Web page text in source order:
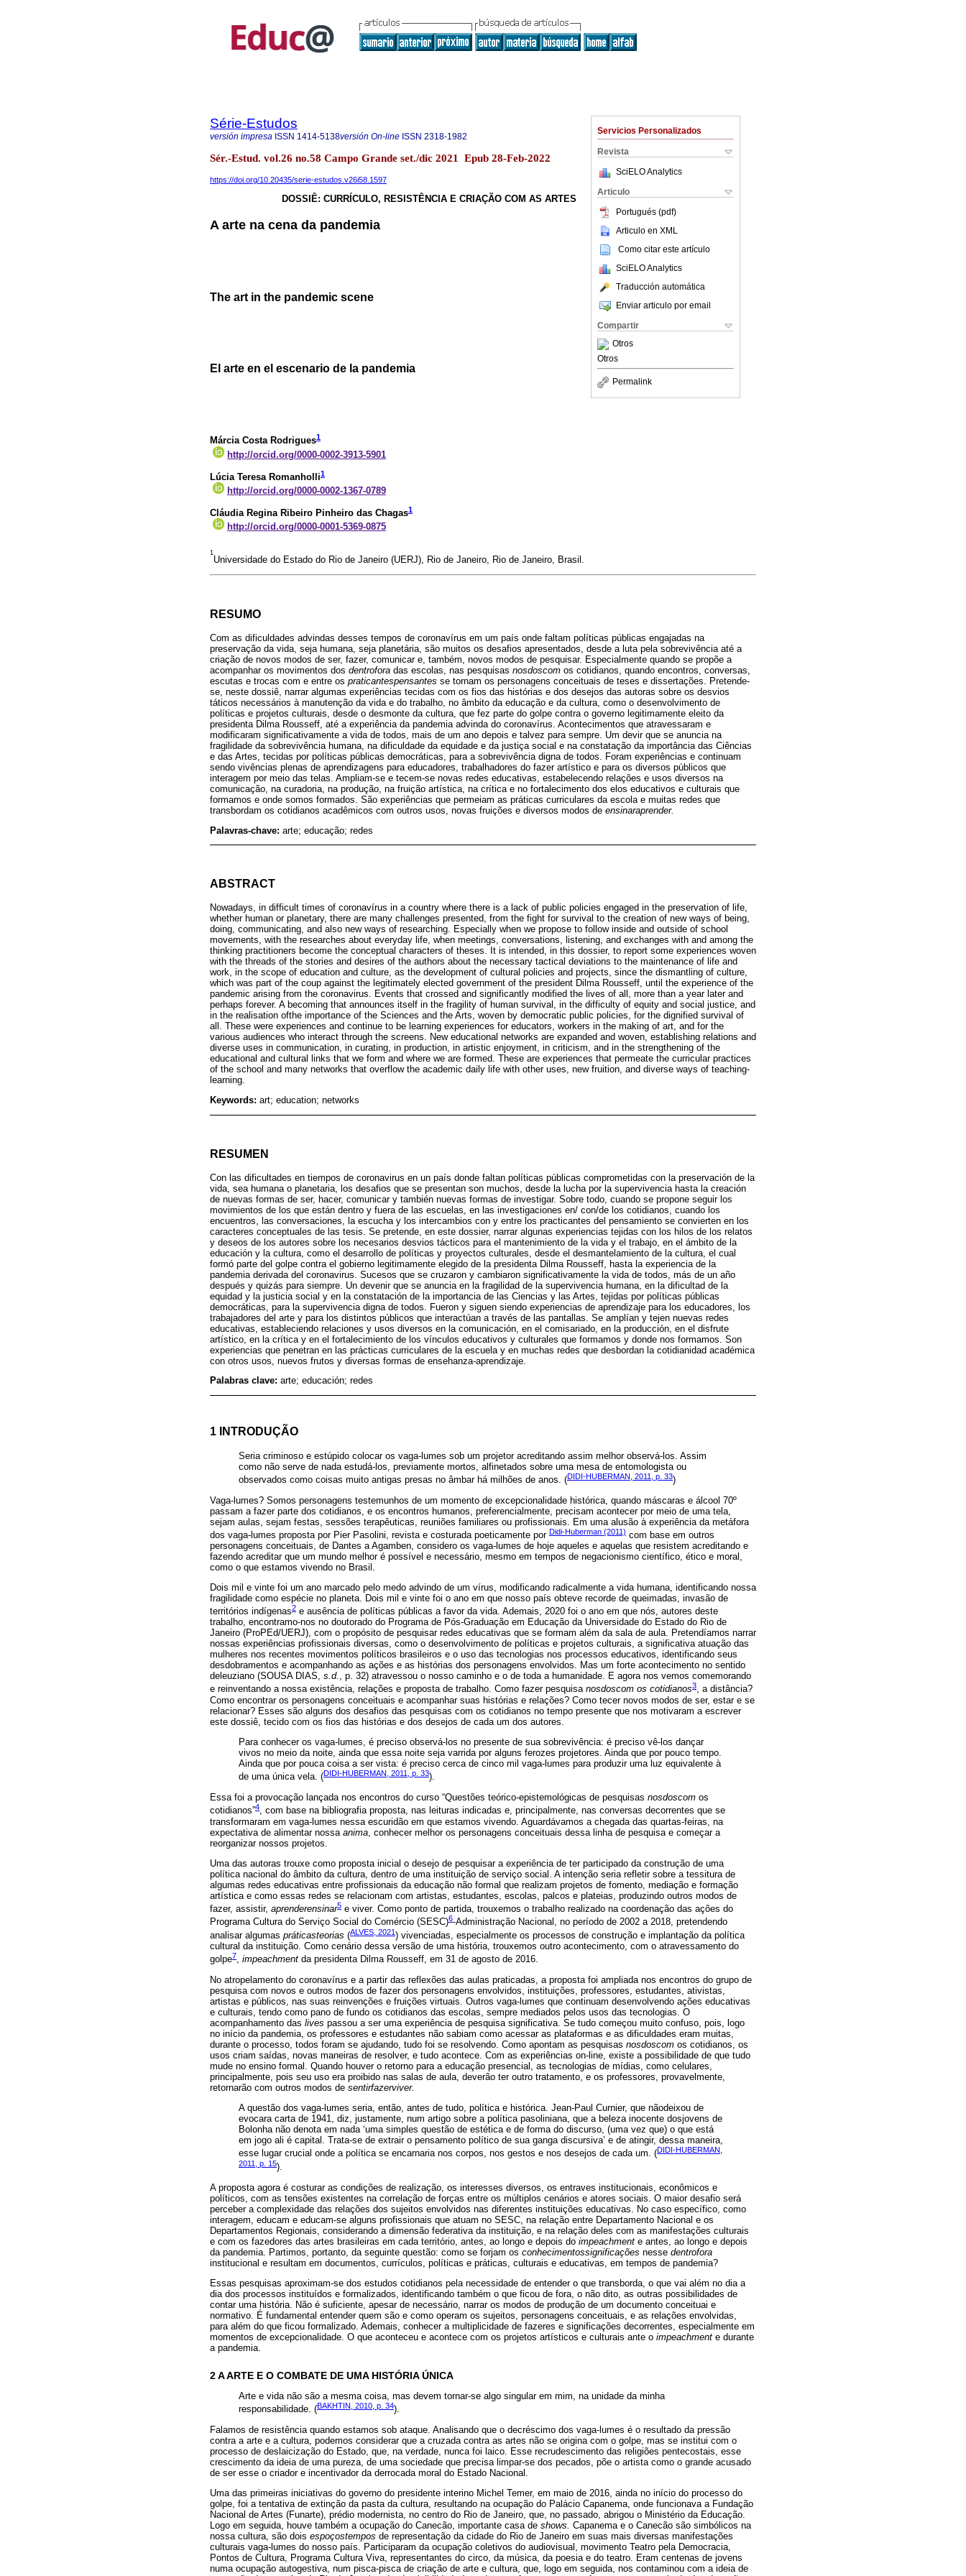
Servicios Personalizados
Revista
SciELO Analytics
Articulo
Portugués (pdf)
Articulo en XML
Como citar este artículo
SciELO Analytics
Traducción automática
Enviar articulo por email
Compartir
Otros
Otros
Permalink
Série-Estudos
versión impresa ISSN 1414-5138versión On-line ISSN 2318-1982
Sér.-Estud. vol.26 no.58 Campo Grande set./dic 2021 Epub 28-Feb-2022
https://doi.org/10.20435/serie-estudos.v26i58.1597
DOSSIÊ: CURRÍCULO, RESISTÊNCIA E CRIAÇÃO COM AS ARTES
A arte na cena da pandemia
The art in the pandemic scene
El arte en el escenario de la pandemia
Márcia Costa Rodrigues1
http://orcid.org/0000-0002-3913-5901
Lúcia Teresa Romanholli1
http://orcid.org/0000-0002-1367-0789
Cláudia Regina Ribeiro Pinheiro das Chagas1
http://orcid.org/0000-0001-5369-0875
1
Universidade do Estado do Rio de Janeiro (UERJ), Rio de Janeiro, Rio de Janeiro, Brasil.
RESUMO
Com as dificuldades advindas desses tempos de coronavírus em um país onde faltam políticas públicas engajadas na
preservação da vida, seja humana, seja planetária, são muitos os desafios apresentados, desde a luta pela sobrevivência até a
criação de novos modos de ser, fazer, comunicar e, também, novos modos de pesquisar. Especialmente quando se propõe a
acompanhar os movimentos dos dentrofora das escolas, nas pesquisas nosdoscom os cotidianos, quando encontros, conversas,
escutas e trocas com e entre os praticantespensantes se tornam os personagens conceituais de teses e dissertações. Pretende-
se, neste dossiê, narrar algumas experiências tecidas com os fios das histórias e dos desejos das autoras sobre os desvios
táticos necessários à manutenção da vida e do trabalho, no âmbito da educação e da cultura, como o desenvolvimento de
políticas e projetos culturais, desde o desmonte da cultura, que fez parte do golpe contra o governo legitimamente eleito da
presidenta Dilma Rousseff, até a experiência da pandemia advinda do coronavírus. Acontecimentos que atravessaram e
modificaram significativamente a vida de todos, mais de um ano depois e talvez para sempre. Um devir que se anuncia na
fragilidade da sobrevivência humana, na dificuldade da equidade e da justiça social e na constatação da importância das Ciências
e das Artes, tecidas por políticas públicas democráticas, para a sobrevivência digna de todos. Foram experiências e continuam
sendo vivências plenas de aprendizagens para educadores, trabalhadores do fazer artístico e para os diversos públicos que
interagem por meio das telas. Ampliam-se e tecem-se novas redes educativas, estabelecendo relações e usos diversos na
comunicação, na curadoria, na produção, na fruição artística, na crítica e no fortalecimento dos elos educativos e culturais que
formamos e onde somos formados. São experiências que permeiam as práticas curriculares da escola e muitas redes que
transbordam os cotidianos acadêmicos com outros usos, novas fruições e diversos modos de ensinaraprender.
Palavras-chave: arte; educação; redes
ABSTRACT
Nowadays, in difficult times of coronavírus in a country where there is a lack of public policies engaged in the preservation of life,
whether human or planetary, there are many challenges presented, from the fight for survival to the creation of new ways of being,
doing, communicating, and also new ways of researching. Especially when we propose to follow inside and outside of school
movements, with the researches about everyday life, when meetings, conversations, listening, and exchanges with and among the
thinking practitioners become the conceptual characters of theses. It is intended, in this dossier, to report some experiences woven
with the threads of the stories and desires of the authors about the necessary tactical deviations to the maintenance of life and
work, in the scope of education and culture, as the development of cultural policies and projects, since the dismantling of culture,
which was part of the coup against the legitimately elected government of the president Dilma Rousseff, until the experience of the
pandemic arising from the coronavirus. Events that crossed and significantly modified the lives of all, more than a year later and
perhaps forever. A becoming that announces itself in the fragility of human survival, in the difficulty of equity and social justice, and
in the realisation ofthe importance of the Sciences and the Arts, woven by democratic public policies, for the dignified survival of
all. These were experiences and continue to be learning experiences for educators, workers in the making of art, and for the
various audiences who interact through the screens. New educational networks are expanded and woven, establishing relations and
diverse uses in communication, in curating, in production, in artistic enjoyment, in criticism, and in the strengthening of the
educational and cultural links that we form and where we are formed. These are experiences that permeate the curricular practices
of the school and many networks that overflow the academic daily life with other uses, new fruition, and diverse ways of teaching-
learning.
Keywords: art; education; networks
RESUMEN
Con las dificultades en tiempos de coronavirus en un país donde faltan políticas públicas comprometidas con la preservación de la
vida, sea humana o planetaria, los desafios que se presentan son muchos, desde la lucha por la supervivencia hasta la creación
de nuevas formas de ser, hacer, comunicar y también nuevas formas de investigar. Sobre todo, cuando se propone seguir los
movimientos de los que están dentro y fuera de las escuelas, en las investigaciones en/ con/de los cotidianos, cuando los
encuentros, las conversaciones, la escucha y los intercambios con y entre los practicantes del pensamiento se convierten en los
caracteres conceptuales de las tesis. Se pretende, en este dossier, narrar algunas experiencias tejidas con los hilos de los relatos
y deseos de los autores sobre los necesarios desvios tácticos para el mantenimiento de la vida y el trabajo, en el ámbito de la
educación y la cultura, como el desarrollo de políticas y proyectos culturales, desde el desmantelamiento de la cultura, el cual
formó parte del golpe contra el gobierno legitimamente elegido de la presidenta Dilma Rousseff, hasta la experiencia de la
pandemia derivada del coronavirus. Sucesos que se cruzaron y cambiaron significativamente la vida de todos, más de un año
después y quizás para siempre. Un devenir que se anuncia en la fragilidad de la supervivencia humana, en la dificultad de la
equidad y la justicia social y en la constatación de la importancia de las Ciencias y las Artes, tejidas por políticas públicas
democráticas, para la supervivencia digna de todos. Fueron y siguen siendo experiencias de aprendizaje para los educadores, los
trabajadores del arte y para los distintos públicos que interactúan a través de las pantallas. Se amplían y tejen nuevas redes
educativas, estableciendo relaciones y usos diversos en la comunicación, en el comisariado, en la producción, en el disfrute
artístico, en la crítica y en el fortalecimiento de los vínculos educativos y culturales que formamos y donde nos formamos. Son
experiencias que penetran en las prácticas curriculares de la escuela y en muchas redes que desbordan la cotidianidad académica
con otros usos, nuevos frutos y diversas formas de ensehanza-aprendizaje.
Palabras clave: arte; educación; redes
1 INTRODUÇÃO
Seria criminoso e estúpido colocar os vaga-lumes sob um projetor acreditando assim melhor observá-los. Assim
como não serve de nada estudá-los, previamente mortos, alfinetados sobre uma mesa de entomologista ou
observados como coisas muito antigas presas no âmbar há milhões de anos. (DIDI-HUBERMAN, 2011, p. 33)
Vaga-lumes? Somos personagens testemunhos de um momento de excepcionalidade histórica, quando máscaras e álcool 70º
passam a fazer parte dos cotidianos, e os encontros humanos, preferencialmente, precisam acontecer por meio de uma tela,
sejam aulas, sejam festas, sessões terapêuticas, reuniões familiares ou profissionais. Em uma alusão à experiência da metáfora
dos vaga-lumes proposta por Pier Pasolini, revista e costurada poeticamente por Didi-Huberman (2011) com base em outros
personagens conceituais, de Dantes a Agamben, considero os vaga-lumes de hoje aqueles e aquelas que resistem acreditando e
fazendo acreditar que um mundo melhor é possível e necessário, mesmo em tempos de negacionismo científico, ético e moral,
como o que estamos vivendo no Brasil.
Dois mil e vinte foi um ano marcado pelo medo advindo de um vírus, modificando radicalmente a vida humana, identificando nossa
fragilidade como espécie no planeta. Dois mil e vinte foi o ano em que nosso país obteve recorde de queimadas, invasão de
territórios indígenas2 e ausência de políticas públicas a favor da vida. Ademais, 2020 foi o ano em que nós, autores deste
trabalho, encontramo-nos no doutorado do Programa de Pós-Graduação em Educação da Universidade do Estado do Rio de
Janeiro (ProPEd/UERJ), com o propósito de pesquisar redes educativas que se formam além da sala de aula. Pretendíamos narrar
nossas experiências profissionais diversas, como o desenvolvimento de políticas e projetos culturais, a significativa atuação das
mulheres nos recentes movimentos políticos brasileiros e o uso das tecnologias nos processos educativos, identificando seus
desdobramentos e acompanhando as ações e as histórias dos personagens envolvidos. Mas um forte acontecimento no sentido
deleuziano (SOUSA DIAS, s.d. , p. 32) atravessou o nosso caminho e o de toda a humanidade. E agora nos vemos comemorando
e reinventando a nossa existência, relações e proposta de trabalho. Como fazer pesquisa nosdoscom os cotidianos3, a distância?
Como encontrar os personagens conceituais e acompanhar suas histórias e relações? Como tecer novos modos de ser, estar e se
relacionar? Esses são alguns dos desafios das pesquisas com os cotidianos no tempo presente que nos motivaram a escrever
este dossiê, tecido com os fios das histórias e dos desejos de cada um dos autores.
Para conhecer os vaga-lumes, é preciso observá-los no presente de sua sobrevivência: é preciso vê-los dançar
vivos no meio da noite, ainda que essa noite seja varrida por alguns ferozes projetores. Ainda que por pouco tempo.
Ainda que por pouca coisa a ser vista: é preciso cerca de cinco mil vaga-lumes para produzir uma luz equivalente à
de uma única vela. (DIDI-HUBERMAN, 2011, p. 33).
Essa foi a provocação lançada nos encontros do curso “Questões teórico-epistemológicas de pesquisas nosdoscom os
cotidianos”4, com base na bibliografia proposta, nas leituras indicadas e, principalmente, nas conversas decorrentes que se
transformaram em vaga-lumes nessa escuridão em que estamos vivendo. Aguardávamos a chegada das quartas-feiras, na
expectativa de alimentar nossa anima , conhecer melhor os personagens conceituais dessa linha de pesquisa e começar a
reorganizar nossos projetos.
Uma das autoras trouxe como proposta inicial o desejo de pesquisar a experiência de ter participado da construção de uma
política nacional do âmbito da cultura, dentro de uma instituição de serviço social. A intenção seria refletir sobre a tessitura de
algumas redes educativas entre profissionais da educação não formal que realizam projetos de fomento, mediação e formação
artística e como essas redes se relacionam com artistas, estudantes, escolas, palcos e plateias, produzindo outros modos de
fazer, assistir, aprenderensinar5 e viver. Como ponto de partida, trouxemos o trabalho realizado na coordenação das ações do
Programa Cultura do Serviço Social do Comércio (SESC)6-Administração Nacional, no período de 2002 a 2018, pretendendo
analisar algumas práticasteorias (ALVES, 2021) vivenciadas, especialmente os processos de construção e implantação da política
cultural da instituição. Como cenário dessa versão de uma história, trouxemos outro acontecimento, com o atravessamento do
golpe7, impeachment da presidenta Dilma Rousseff, em 31 de agosto de 2016.
No atropelamento do coronavírus e a partir das reflexões das aulas praticadas, a proposta foi ampliada nos encontros do grupo de
pesquisa com novos e outros modos de fazer dos personagens envolvidos, instituições, professores, estudantes, ativistas,
artistas e públicos, nas suas reinvenções e fruições virtuais. Outros vaga-lumes que continuam desenvolvendo ações educativas
e culturais, tendo como pano de fundo os cotidianos das escolas, sempre mediados pelos usos das tecnologias. O
acompanhamento das lives passou a ser uma experiência de pesquisa significativa. Se tudo começou muito confuso, pois, logo
no início da pandemia, os professores e estudantes não sabiam como acessar as plataformas e as dificuldades eram muitas,
durante o processo, todos foram se ajudando, tudo foi se resolvendo. Como apontam as pesquisas nosdoscom os cotidianos, os
usos criam saídas, novas maneiras de resolver, e tudo acontece. Com as experiências on-line, existe a possibilidade de que tudo
mude no ensino formal. Quando houver o retorno para a educação presencial, as tecnologias de mídias, como celulares,
principalmente, pois seu uso era proibido nas salas de aula, deverão ter outro tratamento, e os professores, provavelmente,
retornarão com outros modos de sentirfazerviver.
A questão dos vaga-lumes seria, então, antes de tudo, política e histórica. Jean-Paul Curnier, que nãodeixou de
evocara carta de 1941, diz, justamente, num artigo sobre a política pasoliniana, que a beleza inocente dosjovens de
Bolonha não denota em nada ‘uma simples questão de estética e de forma do discurso, (uma vez que) o que está
em jogo ali é capital. Trata-se de extrair o pensamento político de sua ganga discursiva’ e de atingir, dessa maneira,
esse lugar crucial onde a política se encarnaria nos corpos, nos gestos e nos desejos de cada um. (DIDI-HUBERMAN,
2011, p. 15).
A proposta agora é costurar as condições de realização, os interesses diversos, os entraves institucionais, econômicos e
políticos, com as tensões existentes na correlação de forças entre os múltiplos cenários e atores sociais. O maior desafio será
perceber a complexidade das relações dos sujeitos envolvidos nas diferentes instituições educativas. No caso específico, como
interagem, educam e educam-se alguns profissionais que atuam no SESC, na relação entre Departamento Nacional e os
Departamentos Regionais, considerando a dimensão federativa da instituição, e na relação deles com as manifestações culturais
e com os fazedores das artes brasileiras em cada território, antes, ao longo e depois do impeachment e antes, ao longo e depois
da pandemia. Partimos, portanto, da seguinte questão: como se forjam os conhecimentossignificações nesse dentrofora
institucional e resultam em documentos, currículos, políticas e práticas, culturais e educativas, em tempos de pandemia?
Essas pesquisas aproximam-se dos estudos cotidianos pela necessidade de entender o que transborda, o que vai além no dia a
dia dos processos instituídos e formalizados, identificando também o que ficou de fora, o não dito, as outras possibilidades de
contar uma história. Não é suficiente, apesar de necessário, narrar os modos de produção de um documento conceituai e
normativo. É fundamental entender quem são e como operam os sujeitos, personagens conceituais, e as relações envolvidas,
para além do que ficou formalizado. Ademais, conhecer a multiplicidade de fazeres e significações decorrentes, especialmente em
momentos de excepcionalidade. O que aconteceu e acontece com os projetos artísticos e culturais ante o impeachment e durante
a pandemia.
2 A ARTE E O COMBATE DE UMA HISTÓRIA ÚNICA
Arte e vida não são a mesma coisa, mas devem tornar-se algo singular em mim, na unidade da minha
responsabilidade. (BAKHTIN, 2010, p. 34).
Falamos de resistência quando estamos sob ataque. Analisando que o decréscimo dos vaga-lumes é o resultado da pressão
contra a arte e a cultura, podemos considerar que a cruzada contra as artes não se origina com o golpe, mas se institui com o
processo de deslaicização do Estado, que, na verdade, nunca foi laico. Esse recrudescimento das religiões pentecostais, esse
crescimento da ideia de uma pureza, de uma sociedade que precisa limpar-se dos pecados, põe o artista como o grande acusado
de ser esse o criador e incentivador da derrocada moral do Estado Nacional.
Uma das primeiras iniciativas do governo do presidente interino Michel Temer, em maio de 2016, ainda no início do processo do
golpe, foi a tentativa de extinção da pasta da cultura, resultando na ocupação do Palácio Capanema, onde funcionava a Fundação
Nacional de Artes (Funarte), prédio modernista, no centro do Rio de Janeiro, que, no passado, abrigou o Ministério da Educação.
Logo em seguida, houve também a ocupação do Canecão, importante casa de shows. Capanema e o Canecão são simbólicos na
nossa cultura, são dois espoçostempos de representação da cidade do Rio de Janeiro em suas mais diversas manifestações
culturais vaga-lumes do nosso país. Participaram da ocupação coletivos do audiovisual, movimento Teatro pela Democracia,
Pontos de Cultura, Programa Cultura Viva, representantes do circo, da música, da poesia e do teatro. Eram centenas de jovens
numa ocupação autogestiva, num pisca-pisca de criação de arte e cultura, que, logo em seguida, nos contaminou com a ideia de